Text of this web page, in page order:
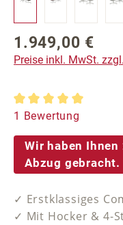
Regulärer Preis:
1.949,00 €
Preise inkl. MwSt.
Durchschnittliche
1 Bewertung
Wir haben
Abzug gebracht.
✓ Erstklassiges
✓ Mit Hocker & 4-